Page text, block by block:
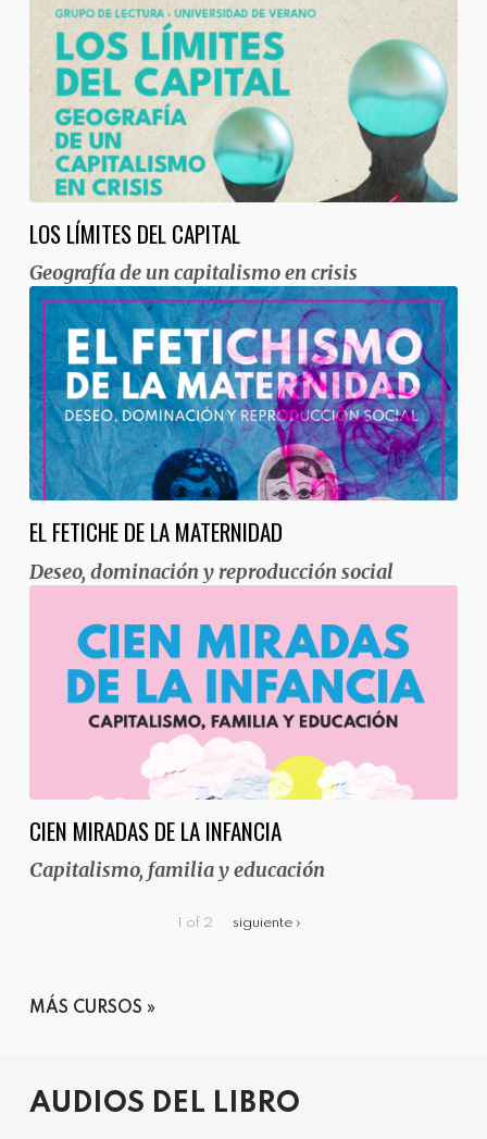
LOS LÍMITES DEL CAPITAL
Geografía de un capitalismo en crisis
EL FETICHE DE LA MATERNIDAD
Deseo, dominación y reproducción social
CIEN MIRADAS DE LA INFANCIA
Capitalismo, familia y educación
1 of 2 siguiente ›
MÁS CURSOS
AUDIOS DEL LIBRO